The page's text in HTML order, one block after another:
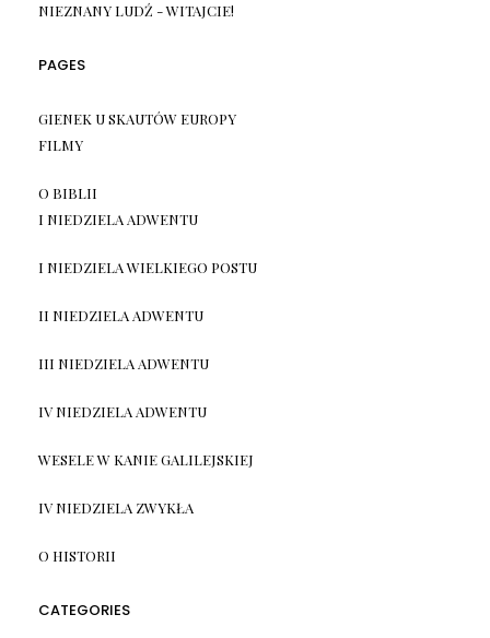
NIEZNANY LUDŹ -WITAJCIE!
PAGES
GIENEK U SKAUTÓW EUROPY
FILMY
O BIBLII
I NIEDZIELA ADWENTU
I NIEDZIELA WIELKIEGO POSTU
II NIEDZIELA ADWENTU
III NIEDZIELA ADWENTU
IV NIEDZIELA ADWENTU
WESELE W KANIE GALILEJSKIEJ
IV NIEDZIELA ZWYKŁA
O HISTORII
CATEGORIES